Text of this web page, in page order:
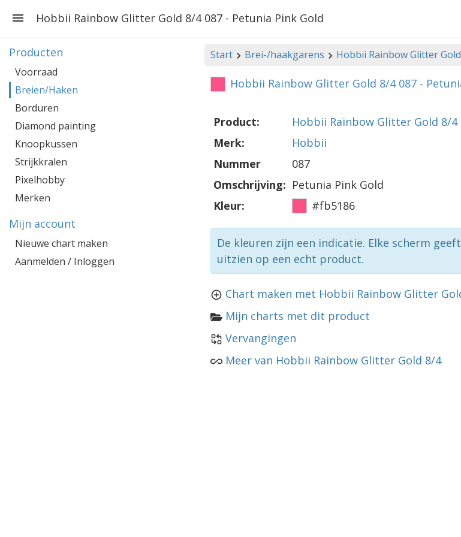
Hobbii Rainbow Glitter Gold 8/4 087 - Petunia Pink Gold
Start Brei-/haakgarens Hobbii Rainbow Glitter
Hobbii Rainbow Glitter Gold 8/4 087 -
Product:
Hobbii Rainbow Glitter Gold 8/4
Merk:
Hobbii
Nummer
087
Omschrijving: Petunia Pink Gold
Kleur:
#fb5186
De kleuren zijn een indicatie. Elke scherm
uitzien op een echt product.
Chart maken met Hobbii Rainbow Glitter
Mijn charts met dit product
Vervangingen
Meer van Hobbii Rainbow Glitter Gold 8/4
Producten
Voorraad
Breien/Haken
Borduren
Diamond painting
Knoopkussen
Strijkkralen
Pixelhobby
Merken
Mijn account
Nieuwe chart maken
Aanmelden / Inloggen